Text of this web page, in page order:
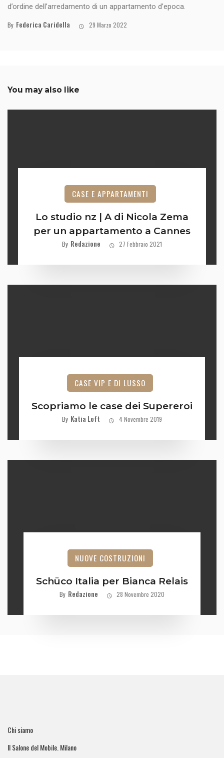
d’ordine dell’arredamento di un appartamento d’epoca.
By Federica Caridella 29 Marzo 2022
You may also like
CASE E APPARTAMENTI
Lo studio nz | A di Nicola Zema
per un appartamento a Cannes
By Redazione 27 Febbraio 2021
CASE VIP E DI LUSSO
Scopriamo le case dei Supereroi
By Katia Loft 4 Novembre 2019
NUOVE COSTRUZIONI
Schüco Italia per Bianca Relais
By Redazione 28 Novembre 2020
Chi siamo
Il Salone del Mobile. Milano